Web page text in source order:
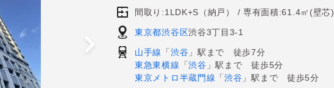
間取り:1LDK+S（納戸） 専有面積:61.4㎡(壁芯)
東京都渋谷区渋谷3丁目3-1
山手線 「 渋谷 」駅まで 徒歩7分
東急東横線 「渋谷 」駅まで 徒歩5分
東京メトロ半蔵門線 「渋谷 」駅まで 徒歩5分